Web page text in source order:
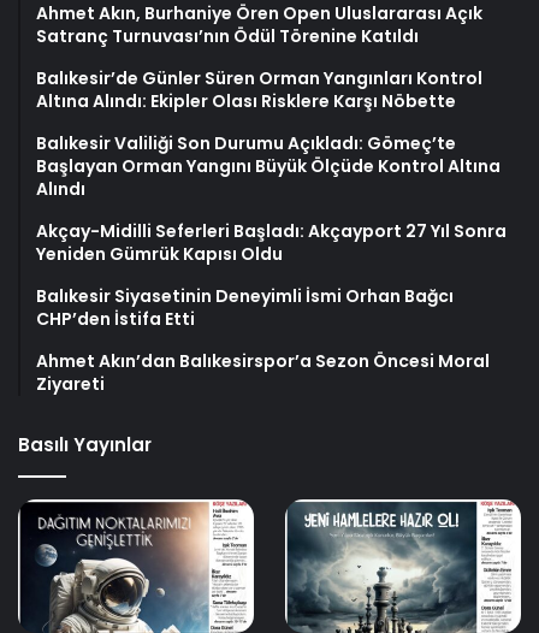
Ahmet Akın, Burhaniye Ören Open Uluslararası Açık
Satranç Turnuvası’nın Ödül Törenine Katıldı
Balıkesir’de Günler Süren Orman Yangınları Kontrol
Altına Alındı: Ekipler Olası Risklere Karşı Nöbette
Balıkesir Valiliği Son Durumu Açıkladı: Gömeç’te
Başlayan Orman Yangını Büyük Ölçüde Kontrol Altına
Alındı
Akçay-Midilli Seferleri Başladı: Akçayport 27 Yıl Sonra
Yeniden Gümrük Kapısı Oldu
Balıkesir Siyasetinin Deneyimli İsmi Orhan Bağcı
CHP’den İstifa Etti
Ahmet Akın’dan Balıkesirspor’a Sezon Öncesi Moral
Ziyareti
Basılı Yayınlar